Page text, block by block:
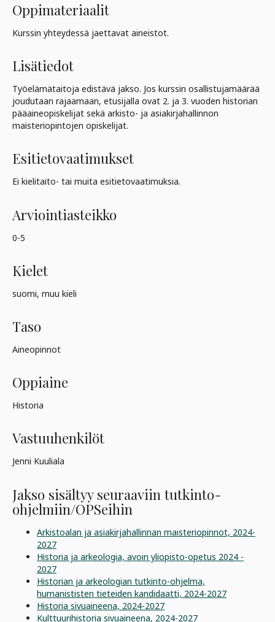
Oppimateriaalit
Kurssin yhteydessä jaettavat aineistot.
Lisätiedot
Työelämätaitoja edistävä jakso. Jos kurssin osallistujamäärää
joudutaan rajaamaan, etusijalla ovat 2. ja 3. vuoden historian
pääaineopiskelijat sekä arkisto- ja asiakirjahallinnon
maisteriopintojen opiskelijat.
Esitietovaatimukset
Ei kielitaito- tai muita esitietovaatimuksia.
Arviointiasteikko
0-5
Kielet
suomi, muu kieli
Taso
Aineopinnot
Oppiaine
Historia
Vastuuhenkilöt
Jenni Kuuliala
Jakso sisältyy seuraaviin tutkinto-
ohjelmiin/OPSeihin
Arkistoalan ja asiakirjahallinnan maisteriopinnot, 2024-
2027
Historia ja arkeologia, avoin yliopisto-opetus 2024 -
2027
Historian ja arkeologian tutkinto-ohjelma,
humanististen tieteiden kandidaatti, 2024-2027
Historia sivuaineena, 2024-2027
Kulttuurihistoria sivuaineena, 2024-2027